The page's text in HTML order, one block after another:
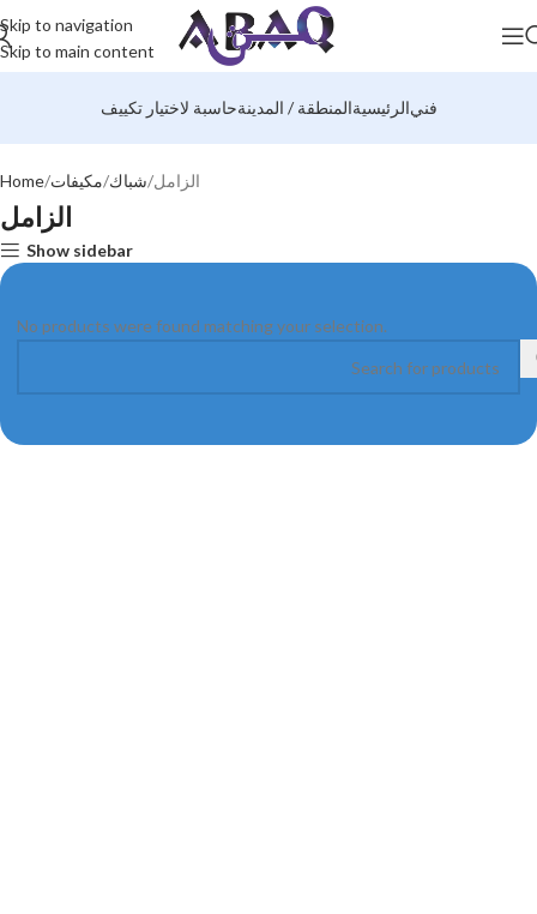
Skip to navigation
Skip to main content
حاسبة لاختيار تكييفالمنطقة / المدينةالرئيسيةفني
Home مكيفات شباك الزامل
الزامل
Show sidebar
No products were found matching your selection.